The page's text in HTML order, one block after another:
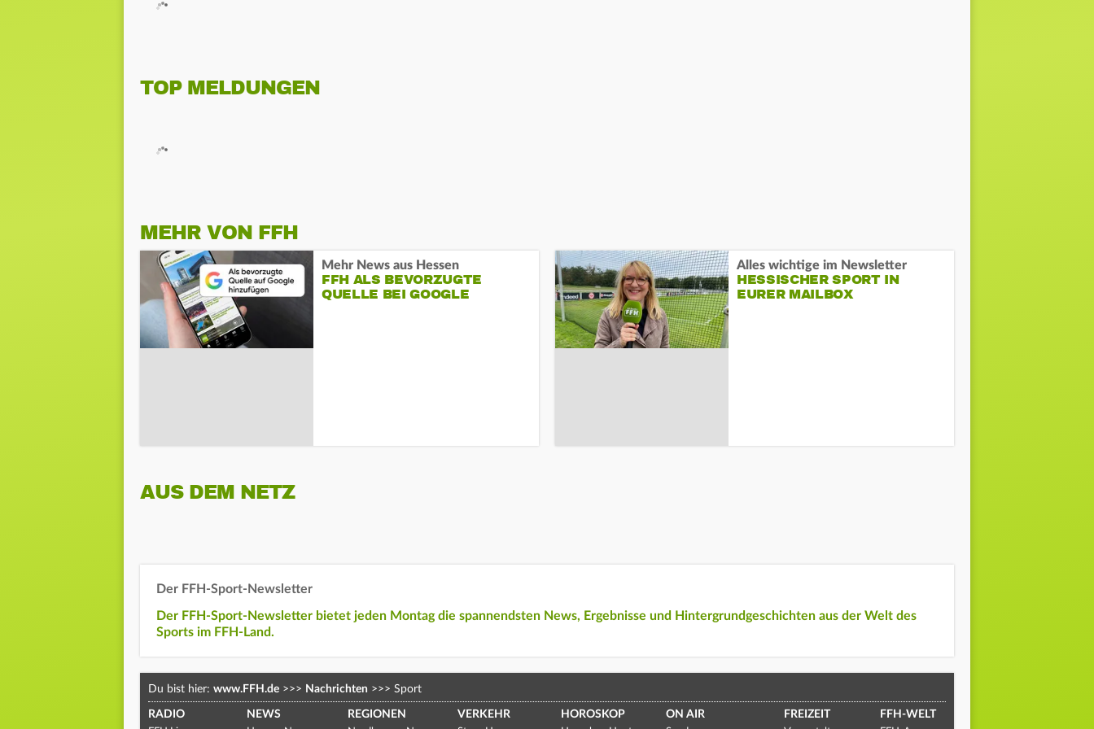
TOP MELDUNGEN
MEHR VON FFH
Mehr News aus Hessen
FFH ALS BEVORZUGTE
QUELLE BEI GOOGLE
Alles wichtige im Newsletter
HESSISCHER SPORT IN
EURER MAILBOX
AUS DEM NETZ
Der FFH-Sport-Newsletter
Der FFH-Sport-Newsletter bietet jeden Montag die spannendsten News, Ergebnisse und Hintergrundgeschichten aus der Welt des
Sports im FFH-Land.
Du bist hier: www.FFH.de >>> Nachrichten >>> Sport
RADIO NEWS REGIONEN VERKEHR HOROSKOP ON AIR FREIZEIT FFH-WELT